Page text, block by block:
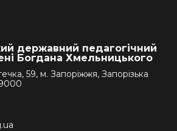
державний педагогічний
Богдана Хмельницького
59, м. Запоріжжя, Запорізька